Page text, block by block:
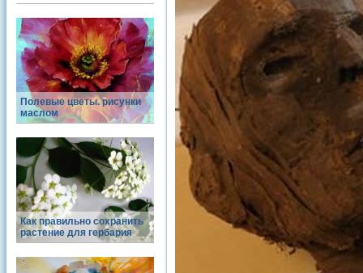
Полевые цветы. рисунки
маслом
Как правильно сохранить
растение для гербария